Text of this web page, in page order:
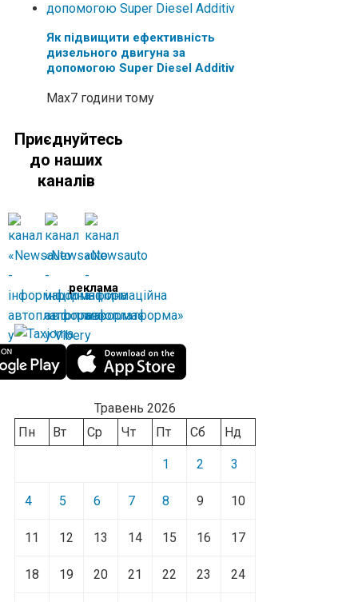
Як підвищити ефективність
дизельного двигуна за
допомогою Super Diesel Additiv
Max7 години тому
Приєднуйтесь
до наших
каналів
реклама
Травень 2026
Пн
Вт Ср Чт Пт Сб Нд
1 2 3
4 5 6 7 8 9 10
11 12 13 14 15 16 17
18 19 20 21 22 23 24